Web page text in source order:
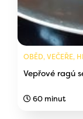
OBĚD, VEČEŘE,
Vepřové ragú
60 minut